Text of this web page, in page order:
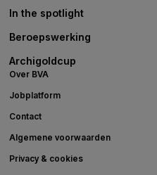
In the spotlight
Beroepswerking
Archigoldcup
Over BVA
Jobplatform
Contact
Algemene voorwaarden
Privacy & cookies